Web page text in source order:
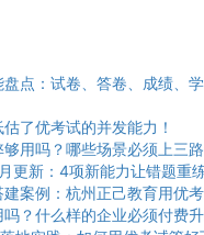
盘点：试卷、答卷、成绩
了优考试的并发能力！
用吗？哪些场景必须上三
更新：4项新能力让错题重
案例：杭州正己教育用优
？什么样的企业必须付费